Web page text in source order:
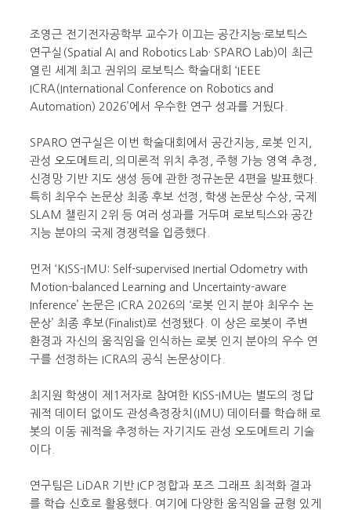
조영근 전기전자공학부 교수가 이끄는 공간지능·로보틱스
연구실(Spatial AI and Robotics Lab· SPARO Lab)이 최근
열린 세계 최고 권위의 로보틱스 학술대회 ‘IEEE
ICRA(International Conference on Robotics and
Automation) 2026’에서 우수한 연구 성과를 거뒀다.
SPARO 연구실은 이번 학술대회에서 공간지능, 로봇 인지,
관성 오도메트리, 의미론적 위치 추정, 주행 가능 영역 추정,
신경망 기반 지도 생성 등에 관한 정규논문 4편을 발표했다.
특히 최우수 논문상 최종 후보 선정, 학생 논문상 수상, 국제
SLAM 챌린지 2위 등 여러 성과를 거두며 로보틱스와 공간
지능 분야의 국제 경쟁력을 입증했다.
먼저 ‘KISS-IMU: Self-supervised Inertial Odometry with
Motion-balanced Learning and Uncertainty-aware
Inference’ 논문은 ICRA 2026의 ‘로봇 인지 분야 최우수 논
문상’ 최종 후보(Finalist)로 선정됐다. 이 상은 로봇이 주변
환경과 자신의 움직임을 인식하는 로봇 인지 분야의 우수 연
구를 선정하는 ICRA의 공식 논문상이다.
최지원 학생이 제1저자로 참여한 KISS-IMU는 별도의 정답
궤적 데이터 없이도 관성측정장치(IMU) 데이터를 학습해 로
봇의 이동 궤적을 추정하는 자기지도 관성 오도메트리 기술
이다.
연구팀은 LiDAR 기반 ICP 정합과 포즈 그래프 최적화 결과
를 학습 신호로 활용했다. 여기에 다양한 움직임을 균형 있게